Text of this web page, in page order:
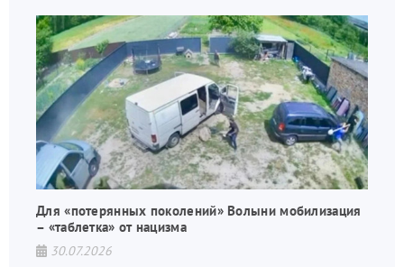
Для «потерянных поколений» Волыни мобилизация
– «таблетка» от нацизма
30.07.2026